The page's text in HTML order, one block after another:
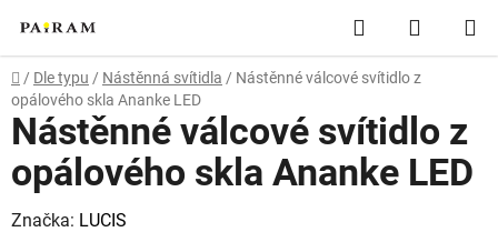
obsah
Hledat
KOŠÍK
Domů
/ Dle typu / Nástěnná svítidla / Nástěnné válcové svítidlo z
opálového skla Ananke LED
Nástěnné válcové svítidlo z
opálového skla Ananke LED
Značka: LUCIS